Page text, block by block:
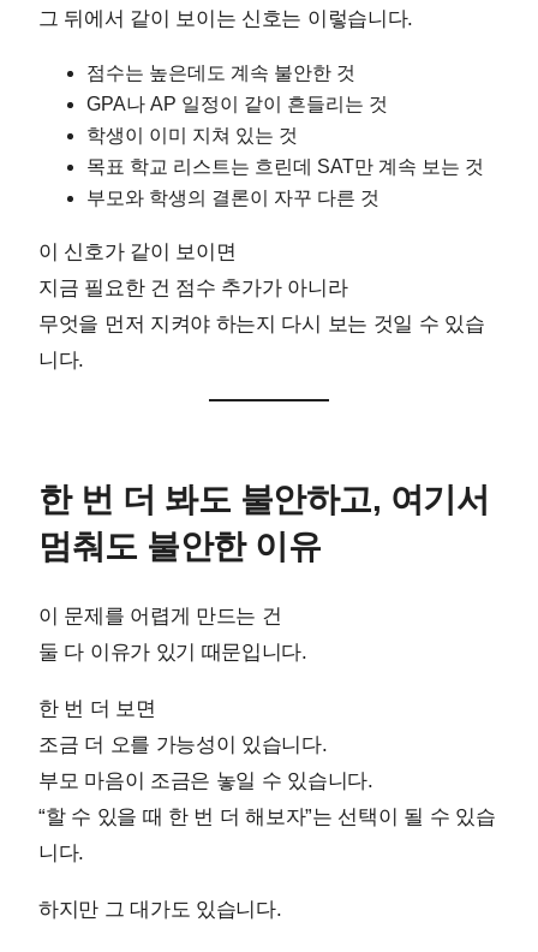
그 뒤에서 같이 보이는 신호는 이렇습니다.
점수는 높은데도 계속 불안한 것
GPA나 AP 일정이 같이 흔들리는 것
학생이 이미 지쳐 있는 것
목표 학교 리스트는 흐린데 SAT만 계속 보는 것
부모와 학생의 결론이 자꾸 다른 것
이 신호가 같이 보이면
지금 필요한 건 점수 추가가 아니라
무엇을 먼저 지켜야 하는지 다시 보는 것일 수 있습
니다.
한 번 더 봐도 불안하고, 여기서
멈춰도 불안한 이유
이 문제를 어렵게 만드는 건
둘 다 이유가 있기 때문입니다.
한 번 더 보면
조금 더 오를 가능성이 있습니다.
부모 마음이 조금은 놓일 수 있습니다.
“할 수 있을 때 한 번 더 해보자”는 선택이 될 수 있습
니다.
하지만 그 대가도 있습니다.